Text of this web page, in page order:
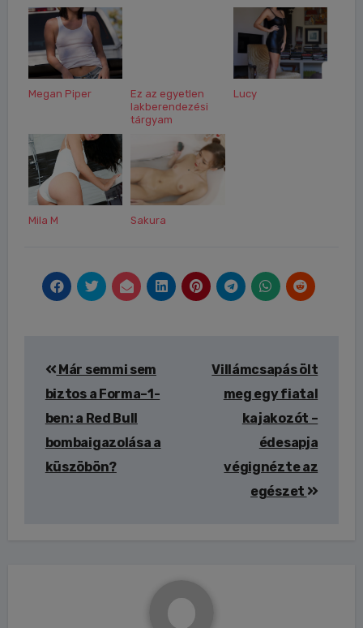
Megan Piper
Ez az egyetlen
lakberendezési
tárgyam
Lucy
Mila M Sakura
navigáció
Már semmi sem
biztos a Forma–1-
ben: a Red Bull
bombaigazolása a
küszöbön?
Villámcsapás ölt
meg egy fiatal
kajakozót –
édesapja
végignézte az
egészet